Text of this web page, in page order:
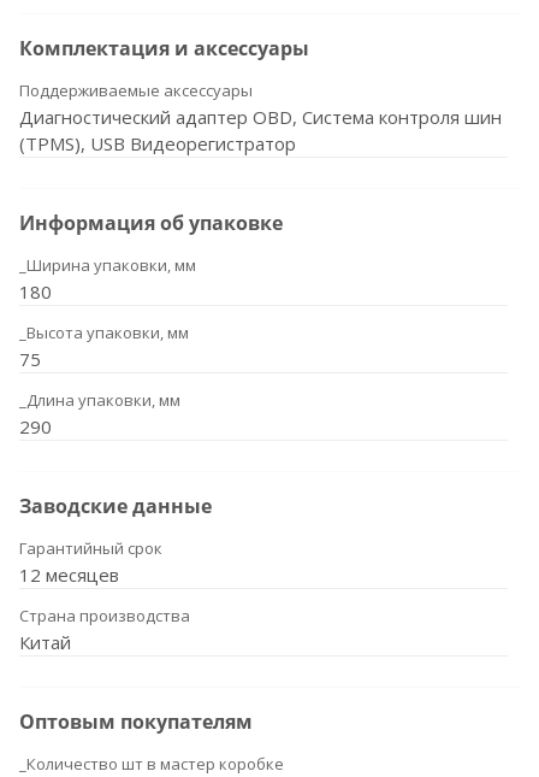
Комплектация и аксессуары
Поддерживаемые аксессуары
Диагностический адаптер OBD, Система контроля шин
(TPMS), USB Видеорегистратор
Информация об упаковке
_Ширина упаковки, мм
180
_Высота упаковки, мм
75
_Длина упаковки, мм
290
Заводские данные
Гарантийный срок
12 месяцев
Страна производства
Китай
Оптовым покупателям
_Количество шт в мастер коробке